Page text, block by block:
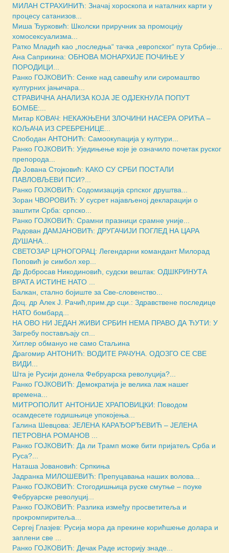
МИЛАН СТРАХИНИЋ: Значај хороскопа и наталних карти у
процесу сатанизов...
Миша Ђурковић: Школски приручник за промоцију
хомосексуализма...
Ратко Младић као „последња“ тачка „европског“ пута Србије...
Ана Саприкина: ОБНОВА МОНАРХИЈЕ ПОЧИЊЕ У
ПОРОДИЦИ...
Ранко ГОЈКОВИЋ: Сенке над савешћу или сиромаштво
културних јањичара...
СТРАВИЧНА АНАЛИЗА КОЈА ЈЕ ОДЈЕКНУЛА ПОПУТ
БОМБЕ:...
Митар КОВАЧ: НЕКАЖЊЕНИ ЗЛОЧИНИ НАСЕРА ОРИЋА –
КОЉАЧА ИЗ СРЕБРЕНИЦЕ...
Слободан АНТОНИЋ: Самоокупација у култури...
Ранко ГОЈКОВИЋ: Уједињење које је означило почетак руског
препорода...
Др Јована Стојковић: КАКО СУ СРБИ ПОСТАЛИ
ПАВЛОВЉЕВИ ПСИ?...
Ранко ГОЈКОВИЋ: Содомизација српског друштва...
Зоран ЧВОРОВИЋ: У сусрет најављеној декларацији о
заштити Срба: српско...
Ранко ГОЈКОВИЋ: Срамни празници срамне уније...
Радован ДАМЈАНОВИЋ: ДРУГАЧИЈИ ПОГЛЕД НА ЦАРА
ДУШАНА...
СВЕТОЗАР ЦРНОГОРАЦ: Легендарни командант Милорад
Поповић је симбол хер...
Др Добросав Никодиновић, судски вештак: ОДШКРИНУТА
ВРАТА ИСТИНЕ НАТО ...
Балкан, стално бојиште за Све-словенство...
Доц. др Алек Ј. Рачић,прим.др сци.: Здравствене последице
НАТО бомбард...
НА ОВО НИ ЈЕДАН ЖИВИ СРБИН НЕМА ПРАВО ДА ЋУТИ: У
Загребу постављају сп...
Хитлер обмануо не само Стаљина
Драгомир АНТОНИЋ: ВОДИТЕ РАЧУНА. ОДОЗГО СЕ СВЕ
ВИДИ...
Шта је Русији донела Фебруарска револуција?...
Ранко ГОЈКОВИЋ: Демократија је велика лаж нашег
времена...
МИТРОПОЛИТ АНТОНИЈЕ ХРАПОВИЦКИ: Поводом
осамдесете годишњице упокојења...
Галина Шевцова: ЈЕЛЕНА КАРАЂОРЂЕВИЋ – ЈЕЛЕНА
ПЕТРОВНА РОМАНОВ ...
Ранко ГОЈКОВИЋ: Да ли Трамп може бити пријатељ Срба и
Руса?...
Наташа Јовановић: Српкиња
Јадранка МИЛОШЕВИЋ: Препуцавања наших волова...
Ранко ГОЈКОВИЋ: Стогодишњица руске смутње – поуке
Фебруарске револуциј...
Ранко ГОЈКОВИЋ: Разлика између просветитеља и
прокромпиритеља...
Сергеј Глазјев: Русија мора да прекине корићшење долара и
заплени све ...
Ранко ГОЈКОВИЋ: Дечак Раде историју знаде...